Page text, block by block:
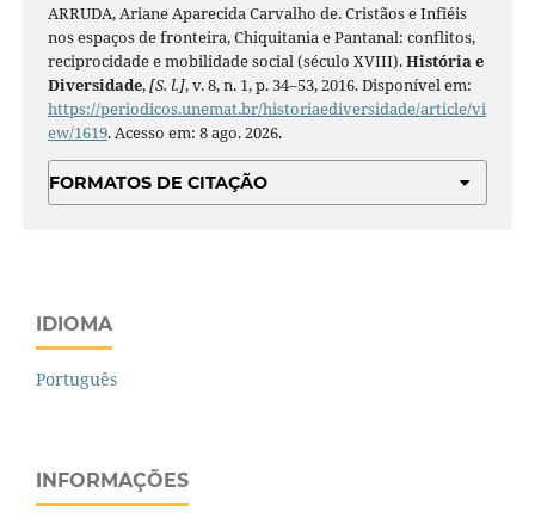
ARRUDA, Ariane Aparecida Carvalho de. Cristãos e Infiéis
nos espaços de fronteira, Chiquitania e Pantanal: conflitos,
reciprocidade e mobilidade social (século XVIII).História e
Diversidade,[S. l.], v. 8, n. 1, p. 34–53, 2016. Disponível em:
https://periodicos.unemat.br/historiaediversidade/article/vi
ew/1619. Acesso em: 8 ago. 2026.
FORMATOS DE CITAÇÃO
IDIOMA
Português
INFORMAÇÕES